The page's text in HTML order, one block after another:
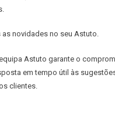
as novidades no seu Astuto.
Astuto garante o
em tempo útil às
clientes.